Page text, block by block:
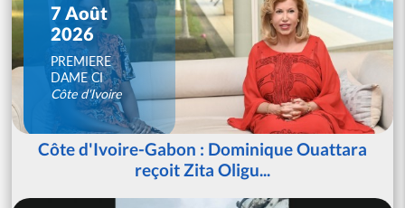
7 Août
2026
PREMIERE
DAME CI
Côte d'Ivoire
Côte d'Ivoire-Gabon : Dominique Ouattara
reçoit Zita Oligu...